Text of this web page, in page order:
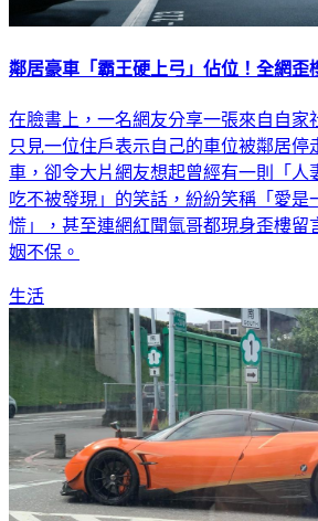
鄰居豪車「霸王硬上弓」佔位！全網歪
在臉書上，一名網友分享一張來自自家
只見一位住戶表示自己的車位被鄰居停
車，卻令大片網友想起曾經有一則「人
吃不被發現」的笑話，紛紛笑稱「愛是
慌」，甚至連網紅聞氫哥都現身歪樓留
姻不保。
生活